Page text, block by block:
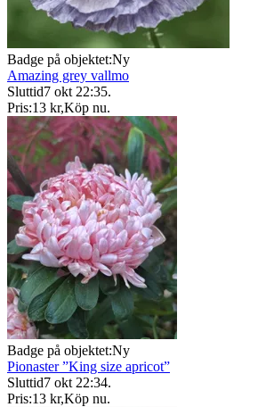
Badge på objektet:Ny
Amazing grey vallmo
Sluttid7 okt 22:35.
Pris:13 kr,Köp nu.
Badge på objektet:Ny
Pionaster ”King size apricot”
Sluttid7 okt 22:34.
Pris:13 kr,Köp nu.